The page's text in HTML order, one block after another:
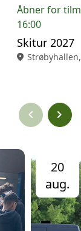
Åbner for
16:00
Skitur 2027
location_on
chevron_left chevron_right
20
aug.